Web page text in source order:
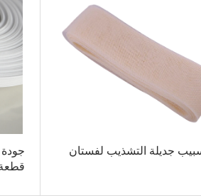
قطعة
جديلة التشذيب لفستان